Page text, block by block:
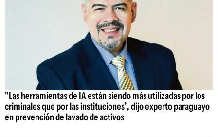
"Las herramientas de IA están siendo más utilizadas por los
criminales que por las instituciones", dijo experto paraguayo
en prevención de lavado de activos